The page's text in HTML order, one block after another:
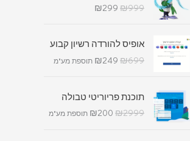
₪999
₪299
אופיס להורדה רשיון קבוע
₪699
₪249 תוספת מע"מ
תוכנת פריוריטי טבולה
₪2999
₪200 תוספת מע"מ